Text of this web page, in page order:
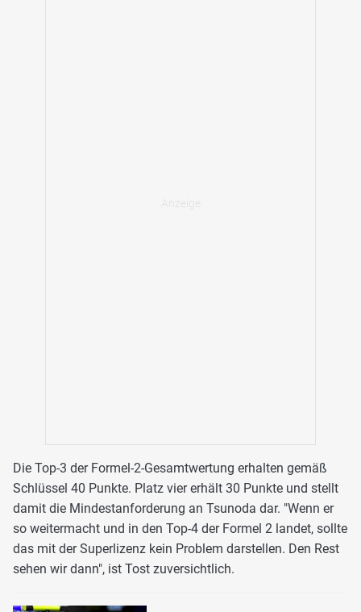
Die Top-3 der Formel-2-Gesamtwertung erhalten gemäß
Schlüssel 40 Punkte. Platz vier erhält 30 Punkte und stellt
damit die Mindestanforderung an Tsunoda dar. "Wenn er
so weitermacht und in den Top-4 der Formel 2 landet, sollte
das mit der Superlizenz kein Problem darstellen. Den Rest
sehen wir dann", ist Tost zuversichtlich.